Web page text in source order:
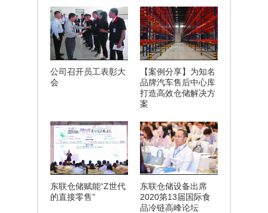
公司召开员工表彰大
会
【案例分享】为知名
品牌汽车售后中心库
打造高效仓储解决方
案
东联仓储赋能“Z世代
的直接零售”
东联仓储设备出席
2020第13届国际食
品冷链高峰论坛